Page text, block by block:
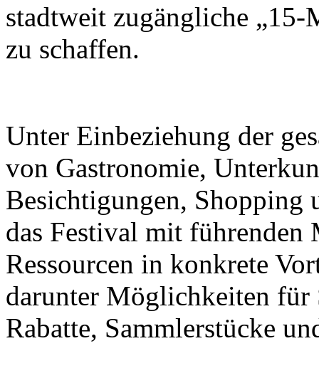
stadtweit zugängliche
zu schaffen.
Unter Einbeziehung der
von Gastronomie,
Besichtigungen, Shopping
das Festival mit führenden
Ressourcen in konkrete
darunter Möglichkeiten
Rabatte, Sammlerstücke